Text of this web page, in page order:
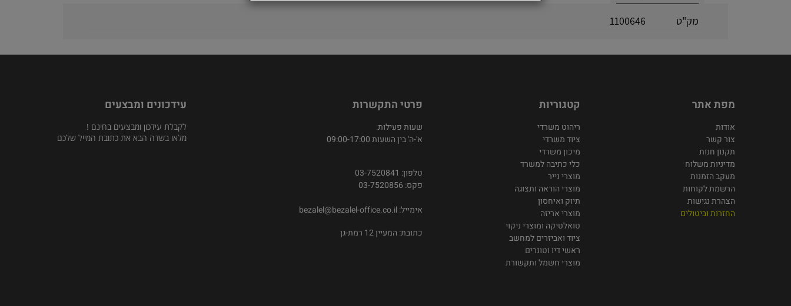
מק"ט 1100646
מפת אתר
אודות
צור קשר
תקנון חנות
מדיניות משלוח
מעקב הזמנות
הרשמת לקוחות
הצהרת נגישות
החזרות וביטולים
קטגוריות
ריהוט משרדי
ציוד משרדי
מיכון משרדי
כלי כתיבה למשרד
מוצרי נייר
מוצרי הוראה ותצוגה
תיוק ואיחסון
מוצרי אריזה
טואלטיקה ומוצרי ניקוי
ציוד ואביזרים למחשב
ראשי דיו וטונרים
מוצרי חשמל ותקשורת
פרטי התקשרות
שעות פעילות:
א'-ה' בין השעות 09:00-17:00
טלפון: 03-7520841
פקס: 03-7520856
אימייל:bezalel@bezalel-office.co.il
כתובת: המעיין 12 רמת-גן
עידכונים ומבצעים
לקבלת עידכון ומבצעים בחינם !
מלאו בשדה הבא את כתובת המייל שלכם